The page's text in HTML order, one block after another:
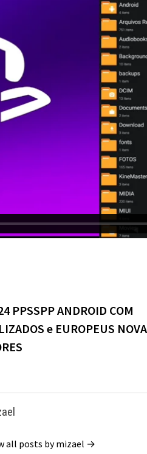
PPSSPP ANDROID COM
e EUROPEUS
all posts by mizael →